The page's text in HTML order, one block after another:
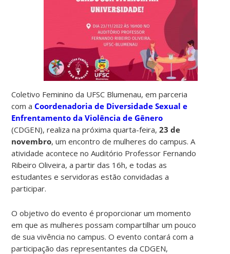
Coletivo Feminino da UFSC Blumenau, em parceria
com aCoordenadoria de Diversidade Sexual e
Enfrentamento da Violência de Gênero
(CDGEN), realiza na próxima quarta-feira,23 de
novembro, um encontro de mulheres do campus. A
atividade acontece no Auditório Professor Fernando
Ribeiro Oliveira, a partir das 16h, e todas as
estudantes e servidoras estão convidadas a
participar.
O objetivo do evento é proporcionar um momento
em que as mulheres possam compartilhar um pouco
de sua vivência no campus. O evento contará com a
participação das representantes da CDGEN,